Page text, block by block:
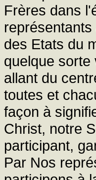
Frères dans
des Etats du
quelque
allant du
toutes et
façon à
Christ, notre
participant,
Par Nos